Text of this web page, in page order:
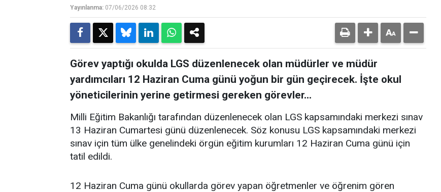
Yayınlanma: 07/06/2026 08:32
Görev yaptığı okulda LGS düzenlenecek olan müdürler ve müdür
yardımcıları 12 Haziran Cuma günü yoğun bir gün geçirecek. İşte okul
yöneticilerinin yerine getirmesi gereken görevler...
Milli Eğitim Bakanlığı tarafından düzenlenecek olan LGS kapsamındaki merkezi sınav
13 Haziran Cumartesi günü düzenlenecek. Söz konusu LGS kapsamındaki merkezi
sınav için tüm ülke genelindeki örgün eğitim kurumları 12 Haziran Cuma günü için
tatil edildi.
12 Haziran Cuma günü okullarda görev yapan öğretmenler ve öğrenim gören